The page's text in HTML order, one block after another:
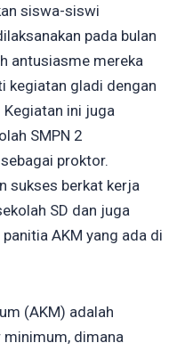
siswa-siswi
pada bulan
antusiasme mereka
kegiatan gladi dengan
ini juga
SMPN 2
proktor.
sukses berkat kerja
SD dan juga
AKM yang ada di
(AKM) adalah
minimum, dimana